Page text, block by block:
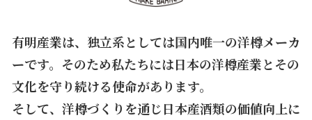
有明産業は、独立系としては国内唯一の洋樽メーカ
ーです。そのため私たちには日本の洋樽産業とその
文化を守り続ける使命があります。
そして、洋樽づくりを通じ日本産酒類の価値向上に